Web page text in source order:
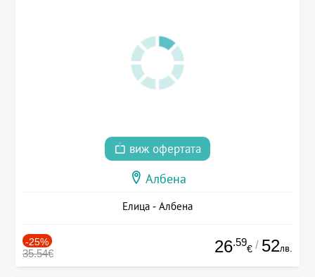
виж офертата
Албена
Елица - Албена
-25%
35.54€ 26.59
€ / 52лв.